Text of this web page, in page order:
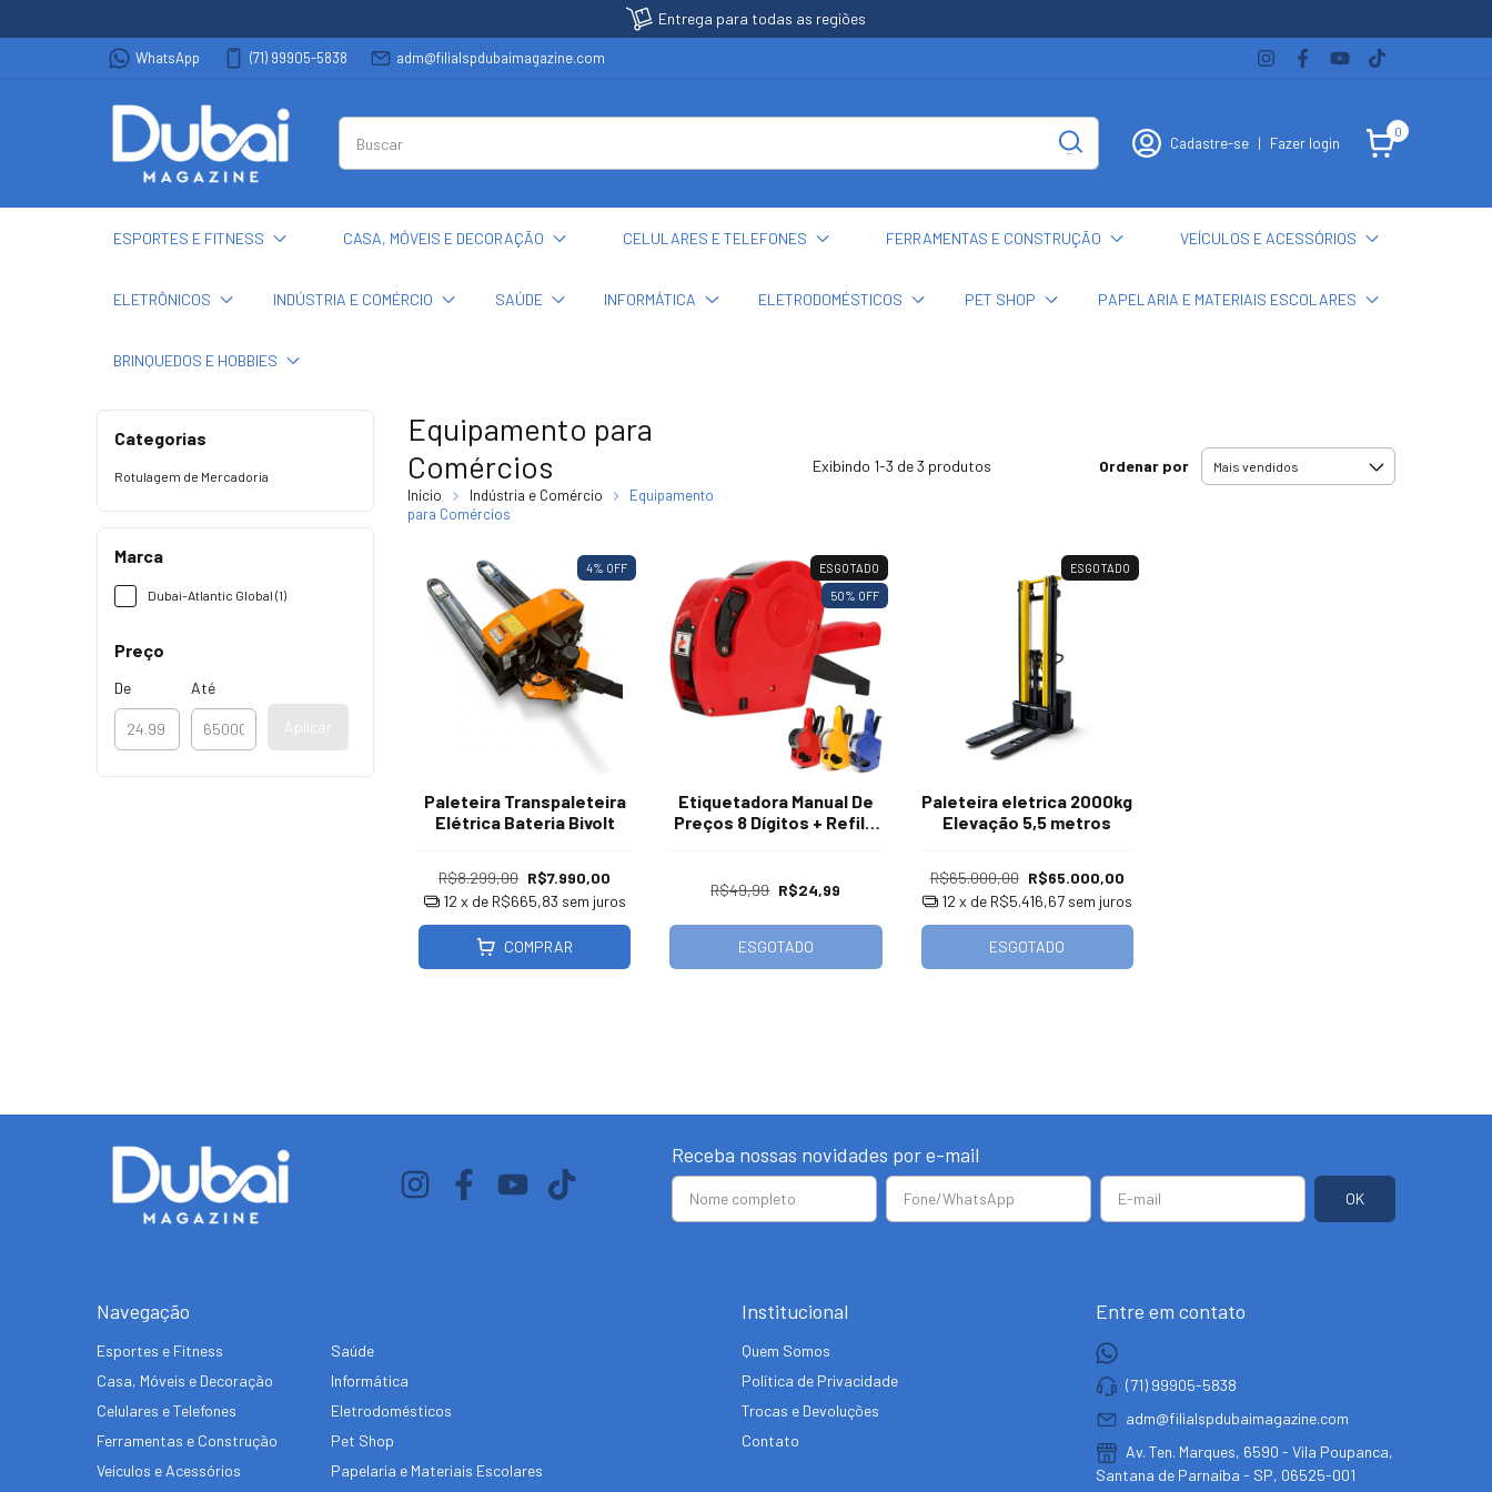
Entrega para todas as regiões
WhatsApp (71) 99905-5838 adm@filialspdubaimagazine.com
Cadastre-se | Fazer login
0
ESPORTES E FITNESS CASA, MÓVEIS E DECORAÇÃO CELULARES E TELEFONES FERRAMENTAS E CONSTRUÇÃO VEÍCULOS E ACESSÓRIOS
ELETRÔNICOS INDÚSTRIA E COMÉRCIO SAÚDE INFORMÁTICA ELETRODOMÉSTICOS PET SHOP PAPELARIA E MATERIAIS ESCOLARES
BRINQUEDOS E HOBBIES
Categorias
Rotulagem de Mercadoria
Marca
Dubai-Atlantic Global (1)
Preço
De Até
Aplicar
Equipamento para
Comércios
Início Indústria e Comércio
Equipamento
para Comércios
Exibindo 1-3 de 3 produtos Ordenar por
4% OFF
Paleteira Transpaleteira
Elétrica Bateria Bivolt
R$8.299,00 R$7.990,00
12 x de R$665,83 sem juros
COMPRAR
ESGOTADO
50% OFF
Etiquetadora Manual De
Preços 8 Dígitos + Refil +
R$49,99 R$24,99
ESGOTADO
ESGOTADO
Paleteira eletrica 2000kg
Elevação 5,5 metros
R$65.000,00 R$65.000,00
12 x de R$5.416,67 sem juros
ESGOTADO
Receba nossas novidades por e-mail
Navegação
Esportes e Fitness
Casa, Móveis e Decoração
Celulares e Telefones
Ferramentas e Construção
Veículos e Acessórios
Saúde
Informática
Eletrodomésticos
Pet Shop
Papelaria e Materiais Escolares
Institucional
Quem Somos
Política de Privacidade
Trocas e Devoluções
Contato
Entre em contato
(71) 99905-5838
adm@filialspdubaimagazine.com
Av. Ten. Marques, 6590 - Vila Poupanca,
Santana de Parnaíba - SP, 06525-001